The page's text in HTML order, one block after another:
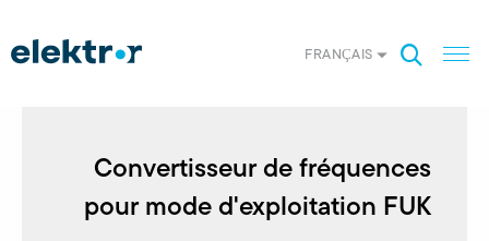
FRANÇAIS
Convertisseur de fréquences
pour mode d'exploitation FUK